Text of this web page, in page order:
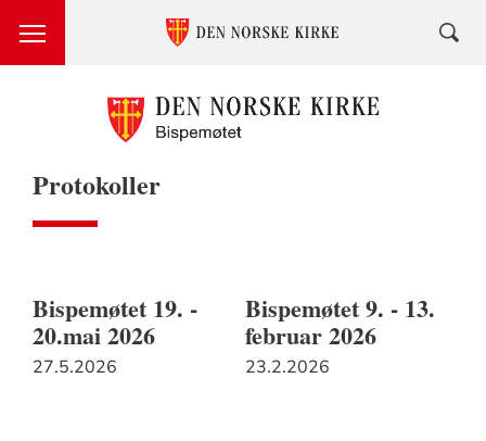
Protokoller
Bispemøtet 19. -
20.mai 2026
27.5.2026
Bispemøtet 9. - 13.
februar 2026
23.2.2026